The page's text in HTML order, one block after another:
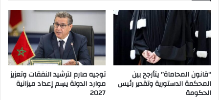
“قانون المحاماة” يتأرجح بين
المحكمة الدستورية وتقدير رئيس
الحكومة
توجيه صارم لترشيد النفقات وتعزيز
موارد الدولة يسِم إعداد ميزانية
2027